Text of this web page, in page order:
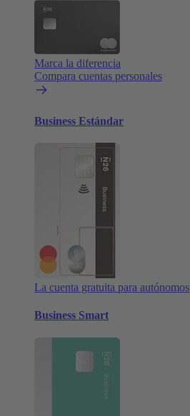
Marca la diferencia
Compara cuentas personales
Business Estándar
La cuenta gratuita para autónomos
Business Smart